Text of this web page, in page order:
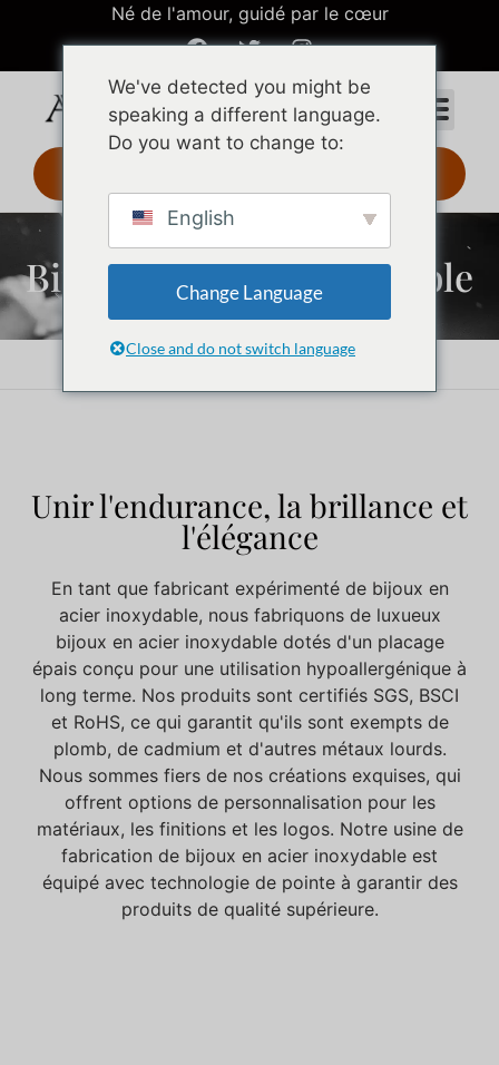
Né de l'amour, guidé par le cœur
Bijoux en acier inoxydable
Accueil Bijoux en acier inoxydable
Unir l'endurance, la brillance et
l'élégance
En tant que fabricant expérimenté de bijoux en
acier inoxydable, nous fabriquons de luxueux
bijoux en acier inoxydable dotés d'un placage
épais conçu pour une utilisation hypoallergénique à
long terme. Nos produits sont certifiés SGS, BSCI
et RoHS, ce qui garantit qu'ils sont exempts de
plomb, de cadmium et d'autres métaux lourds.
Nous sommes fiers de nos créations exquises, qui
offrent options de personnalisation pour les
matériaux, les finitions et les logos. Notre usine de
fabrication de bijoux en acier inoxydable est
équipé avec technologie de pointe à garantir des
produits de qualité supérieure.
We've detected you might be
speaking a different language.
Do you want to change to:
English
Change Language
Close and do not switch language